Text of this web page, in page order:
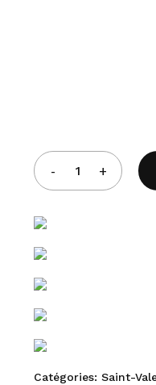
Catégories: Saint-